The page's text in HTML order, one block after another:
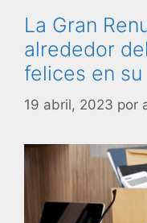
La Gran
alrededor
felices en
19 abril, 2023 por